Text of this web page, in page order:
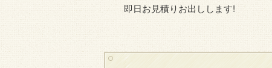
即日お見積りお出しします!